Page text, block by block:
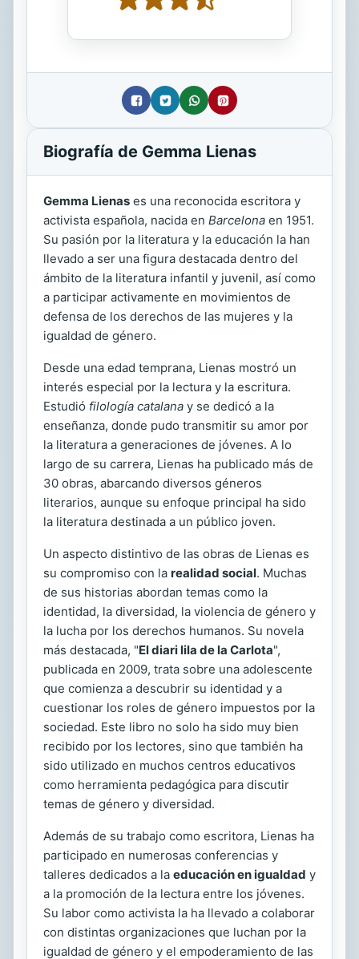
Biografía de Gemma Lienas
Gemma Lienas es una reconocida escritora y
activista española, nacida en Barcelona en 1951.
Su pasión por la literatura y la educación la han
llevado a ser una figura destacada dentro del
ámbito de la literatura infantil y juvenil, así como
a participar activamente en movimientos de
defensa de los derechos de las mujeres y la
igualdad de género.
Desde una edad temprana, Lienas mostró un
interés especial por la lectura y la escritura.
Estudió filología catalana y se dedicó a la
enseñanza, donde pudo transmitir su amor por
la literatura a generaciones de jóvenes. A lo
largo de su carrera, Lienas ha publicado más de
30 obras, abarcando diversos géneros
literarios, aunque su enfoque principal ha sido
la literatura destinada a un público joven.
Un aspecto distintivo de las obras de Lienas es
su compromiso con la realidad social. Muchas
de sus historias abordan temas como la
identidad, la diversidad, la violencia de género y
la lucha por los derechos humanos. Su novela
más destacada, "El diari lila de la Carlota",
publicada en 2009, trata sobre una adolescente
que comienza a descubrir su identidad y a
cuestionar los roles de género impuestos por la
sociedad. Este libro no solo ha sido muy bien
recibido por los lectores, sino que también ha
sido utilizado en muchos centros educativos
como herramienta pedagógica para discutir
temas de género y diversidad.
Además de su trabajo como escritora, Lienas ha
participado en numerosas conferencias y
talleres dedicados a la educación en igualdad y
a la promoción de la lectura entre los jóvenes.
Su labor como activista la ha llevado a colaborar
con distintas organizaciones que luchan por la
igualdad de género y el empoderamiento de las